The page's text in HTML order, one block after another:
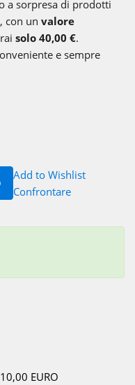
a sorpresa di prodotti
con un valore
solo 40,00 €.
e sempre
Add to Wishlist
Confrontare
EURO